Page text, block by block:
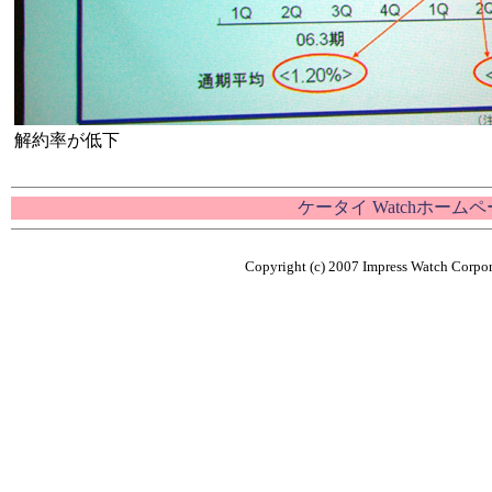
解約率が低下
ケータイ Watchホームペ
Copyright (c) 2007 Impress Watch